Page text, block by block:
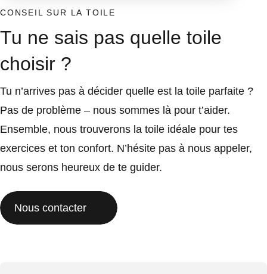
CONSEIL SUR LA TOILE
Tu ne sais pas quelle toile
choisir ?
Tu n’arrives pas à décider quelle est la toile parfaite ?
Pas de problème – nous sommes là pour t’aider.
Ensemble, nous trouverons la toile idéale pour tes
exercices et ton confort. N’hésite pas à nous appeler,
nous serons heureux de te guider.
Nous contacter